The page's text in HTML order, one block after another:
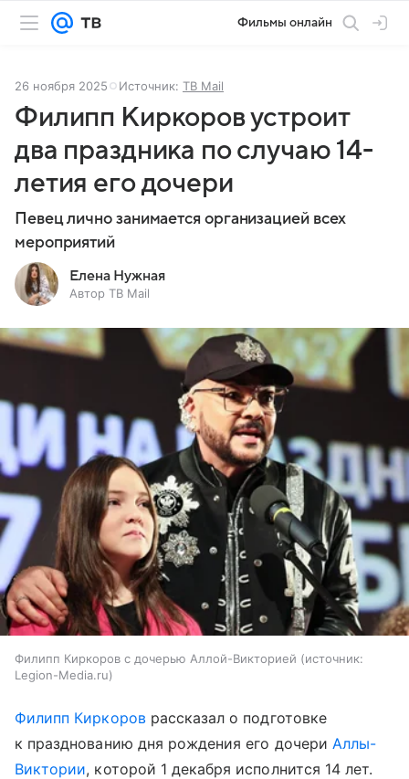
Фильмы онлайн
26 ноября 2025 Источник: ТВ Mail
Филипп Киркоров устроит
два праздника по случаю 14-
летия его дочери
Певец лично занимается организацией всех
мероприятий
Елена Нужная
Автор ТВ Mail
Филипп Киркоров с дочерью Аллой-Викторией
источник:
Legion-Media.ru
Филипп Киркороврассказал о подготовке
к празднованию дня рождения его дочери Аллы-
Виктории, которой 1 декабря исполнится 14 лет.